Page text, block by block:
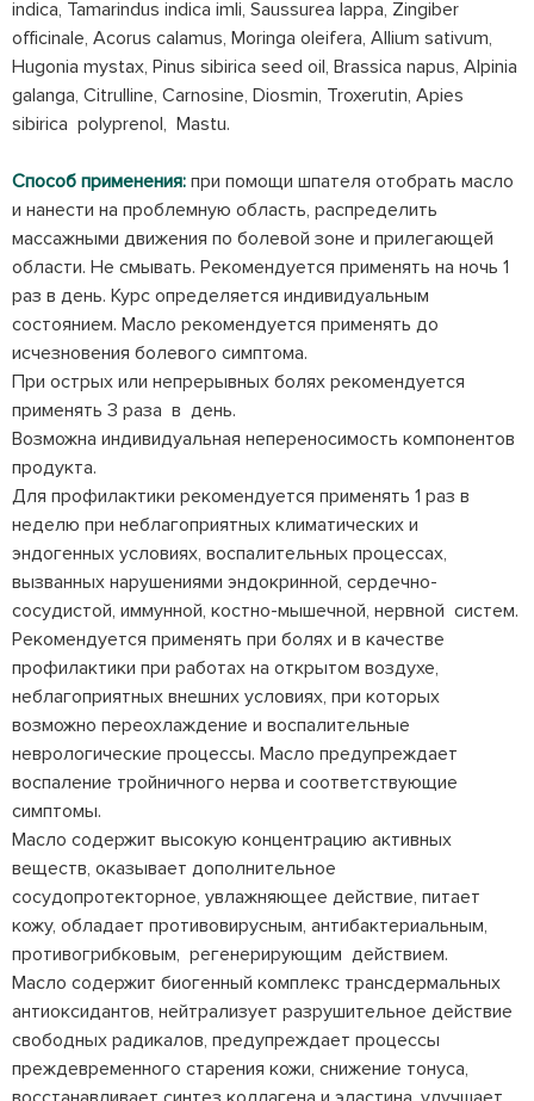
indica, Tamarindus indica imli, Saussurea lappa, Zingiber
officinale, Acorus calamus, Moringa oleifera, Allium sativum,
Hugonia mystax, Pinus sibirica seed oil, Brassica napus, Alpinia
galanga, Citrulline, Carnosine, Diosmin, Troxerutin, Apies
sibirica polyprenol, Mastu.
Способ применения: при помощи шпателя отобрать масло
и нанести на проблемную область, распределить
массажными движения по болевой зоне и прилегающей
области. Не смывать. Рекомендуется применять на ночь 1
раз в день. Курс определяется индивидуальным
состоянием. Масло рекомендуется применять до
исчезновения болевого симптома.
При острых или непрерывных болях рекомендуется
применять 3 раза в день.
Возможна индивидуальная непереносимость компонентов
продукта.
Для профилактики рекомендуется применять 1 раз в
неделю при неблагоприятных климатических и
эндогенных условиях, воспалительных процессах,
вызванных нарушениями эндокринной, сердечно-
сосудистой, иммунной, костно-мышечной, нервной систем.
Рекомендуется применять при болях и в качестве
профилактики при работах на открытом воздухе,
неблагоприятных внешних условиях, при которых
возможно переохлаждение и воспалительные
неврологические процессы. Масло предупреждает
воспаление тройничного нерва и соответствующие
симптомы.
Масло содержит высокую концентрацию активных
веществ, оказывает дополнительное
сосудопротекторное, увлажняющее действие, питает
кожу, обладает противовирусным, антибактериальным,
противогрибковым, регенерирующим действием.
Масло содержит биогенный комплекс трансдермальных
антиоксидантов, нейтрализует разрушительное действие
свободных радикалов, предупреждает процессы
преждевременного старения кожи, снижение тонуса,